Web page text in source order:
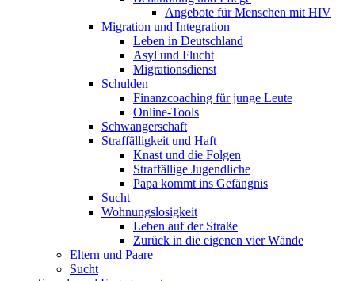
Angebote für Menschen mit HIV
Migration und Integration
Leben in Deutschland
Asyl und Flucht
Migrationsdienst
Schulden
Finanzcoaching für junge Leute
Online-Tools
Schwangerschaft
Straffälligkeit und Haft
Knast und die Folgen
Straffällige Jugendliche
Papa kommt ins Gefängnis
Sucht
Wohnungslosigkeit
Leben auf der Straße
Zurück in die eigenen vier Wände
Eltern und Paare
Sucht